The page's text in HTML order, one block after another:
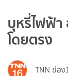
บุหรี่ไฟฟ้า
โดยตรง
TNN ช่อง